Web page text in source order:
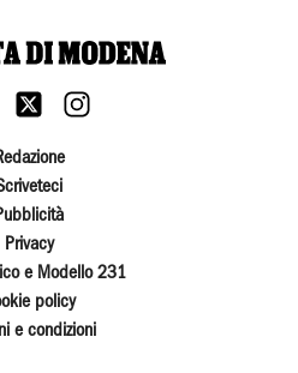
Privacy
e Modello 231
policy
e condizioni